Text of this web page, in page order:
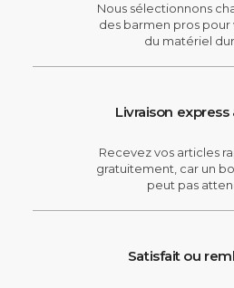
Nous sélectionnons
des barmen pros pour
du matériel
Livraison
Recevez vos articles
gratuitement, car un
peut pas
Satisfait ou